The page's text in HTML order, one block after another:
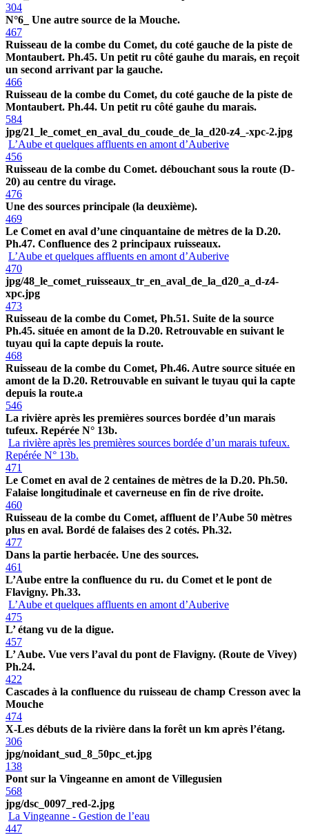
304
N°6_ Une autre source de la Mouche.
467
Ruisseau de la combe du Comet, du coté gauche de la piste de
Montaubert. Ph.45. Un petit ru côté gauhe du marais, en reçoit
un second arrivant par la gauche.
466
Ruisseau de la combe du Comet, du coté gauche de la piste de
Montaubert. Ph.44. Un petit ru côté gauhe du marais.
584
jpg/21_le_comet_en_aval_du_coude_de_la_d20-z4_-xpc-2.jpg
L’Aube et quelques affluents en amont d’Auberive
456
Ruisseau de la combe du Comet. débouchant sous la route (D-
20) au centre du virage.
476
Une des sources principale (la deuxième).
469
Le Comet en aval d’une cinquantaine de mètres de la D.20.
Ph.47. Confluence des 2 principaux ruisseaux.
L’Aube et quelques affluents en amont d’Auberive
470
jpg/48_le_comet_ruisseaux_tr_en_aval_de_la_d20_a_d-z4-
xpc.jpg
473
Ruisseau de la combe du Comet, Ph.51. Suite de la source
Ph.45. située en amont de la D.20. Retrouvable en suivant le
tuyau qui la capte depuis la route.
468
Ruisseau de la combe du Comet, Ph.46. Autre source située en
amont de la D.20. Retrouvable en suivant le tuyau qui la capte
depuis la route.a
546
La rivière après les premières sources bordée d’un marais
tufeux. Repérée N° 13b.
La rivière après les premières sources bordée d’un marais tufeux.
Repérée N° 13b.
471
Le Comet en aval de 2 centaines de mètres de la D.20. Ph.50.
Falaise longitudinale et caverneuse en fin de rive droite.
460
Ruisseau de la combe du Comet, affluent de l’Aube 50 mètres
plus en aval. Bordé de falaises des 2 cotés. Ph.32.
477
Dans la partie herbacée. Une des sources.
461
L’Aube entre la confluence du ru. du Comet et le pont de
Flavigny. Ph.33.
L’Aube et quelques affluents en amont d’Auberive
475
L’ étang vu de la digue.
457
L’ Aube. Vue vers l’aval du pont de Flavigny. (Route de Vivey)
Ph.24.
422
Cascades à la confluence du ruisseau de champ Cresson avec la
Mouche
474
X-Les débuts de la rivière dans la forêt un km après l’étang.
306
jpg/noidant_sud_8_50pc_et.jpg
138
Pont sur la Vingeanne en amont de Villegusien
568
jpg/dsc_0097_red-2.jpg
La Vingeanne - Gestion de l’eau
447